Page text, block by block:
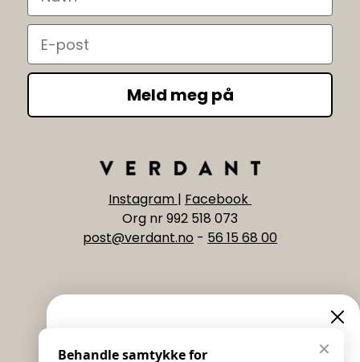
Email
Meld meg på
Instagram | Facebook
Org nr 992 518 073
post@verdant.no - 56 15 68 00
Informasjon
✕
Behandle samtykke for
Eksklusive nyheter og